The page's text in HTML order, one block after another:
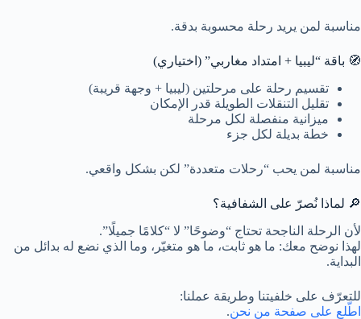
مناسبة لمن يريد رحلة محسوبة بدقة.
🧭 باقة “ليبيا + امتداد مغاربي” (اختياري)
تقسيم رحلة على مرحلتين (ليبيا + وجهة قريبة)
تقليل التنقلات الطويلة قدر الإمكان
ميزانية منفصلة لكل مرحلة
خطة بديلة لكل جزء
مناسبة لمن يحب “رحلات متعددة” لكن بشكل واقعي.
🔎 لماذا نُصرّ على الشفافية؟
لأن الرحلة الناجحة تحتاج “وضوحًا” لا “كلامًا جميلًا”.
لهذا نوضح معك: ما هو ثابت، ما هو متغيّر، وما الذي نضع له بدائل من
البداية.
للتعرّف على خلفيتنا وطريقة عملنا:
اطّلع على صفحة من نحن.